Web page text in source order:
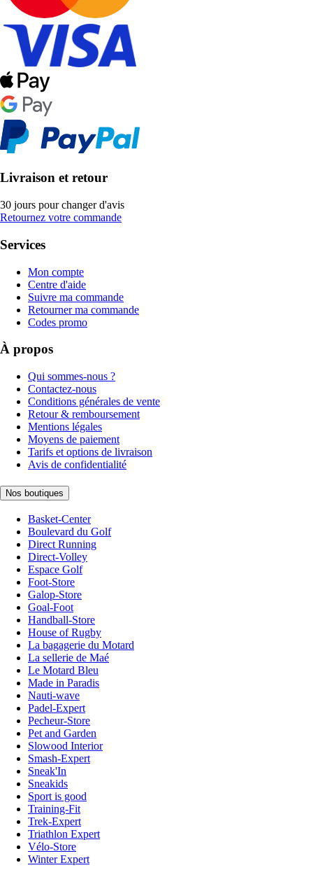
Livraison et retour
30 jours pour changer d'avis
Retournez votre commande
Services
Mon compte
Centre d'aide
Suivre ma commande
Retourner ma commande
Codes promo
À propos
Qui sommes-nous ?
Contactez-nous
Conditions générales de vente
Retour & remboursement
Mentions légales
Moyens de paiement
Tarifs et options de livraison
Avis de confidentialité
Nos boutiques
Basket-Center
Boulevard du Golf
Direct Running
Direct-Volley
Espace Golf
Foot-Store
Galop-Store
Goal-Foot
Handball-Store
House of Rugby
La bagagerie du Motard
La sellerie de Maé
Le Motard Bleu
Made in Paradis
Nauti-wave
Padel-Expert
Pecheur-Store
Pet and Garden
Slowood Interior
Smash-Expert
Sneak'In
Sneakids
Sport is good
Training-Fit
Trek-Expert
Triathlon Expert
Vélo-Store
Winter Expert